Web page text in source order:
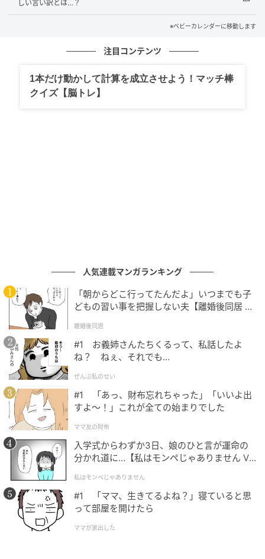
息子を連れて散歩に出かける機会も増え、私も動くよ
うになり、さらに仕事へ復帰すると体の痛みはほとん
どなくなりました。息子のためにも、これからも少し
て活動中。
イラスト：ななぎ
※ベビーカレンダーが独自に実施したアンケートで集
めた読者様の体験談をもとに記事化しています
監修者・著者：助産師 松田玲子
医療短期大学専攻科（助産学専攻）卒業後、大学附属
病院NICU・産婦人科病棟勤務。 大学附属病院で助産
師をしながら、私立大学大学院医療看護学研究科修士
課程修了。その後、私立大学看護学部母性看護学助教
を経て、現在ベビーカレンダーで医療系の記事執筆・
監修に携わる。
ベビーカレンダー編集部
しい言い訳とは…？
※ベビーカレンダーに移動します
注目コンテンツ
1本だけ動かして計算を成立させよう！マッチ棒
クイズ【脳トレ】
人気連載マンガランキング
「朝からどこ行ってたんだよ」いつまでも子
どもの習い事を把握しない夫【離婚後同居 Vo
離婚後同居
#1 お義姉さんたちくるって、私話したよ
ね？ ねぇ、それでも…
ぜんぶ私のせい
#1 「あっ、財布忘れちゃった」「いいよ出
すよ〜！」これが全ての始まりでした
ママ友の財布
入学式からわずか3日、娘のひと言が運命の
分かれ道に…【私はモンペじゃありません Vo
私はモンペじゃありません
#1 「ママ、生きてるよね？」寝ていると思
って部屋を開けたら
ママが家出した